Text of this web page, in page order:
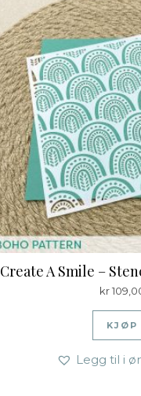
Create A Smile –
kr
KJØP
Legg til i